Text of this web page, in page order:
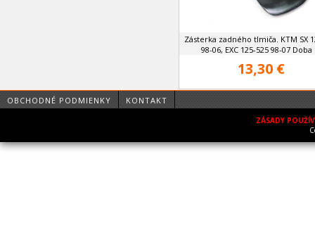
Zásterka zadného tlmiča. KTM SX
98-06, EXC 125-525 98-07 Doba
13,30 €
OBCHODNÉ PODMIENKY KONTAKT
ZÁSADY